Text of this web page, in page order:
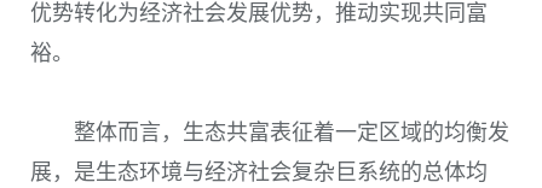
优势转化为经济社会发展优势，推动实现共同富
裕。
整体而言，生态共富表征着一定区域的均衡发
展，是生态环境与经济社会复杂巨系统的总体均